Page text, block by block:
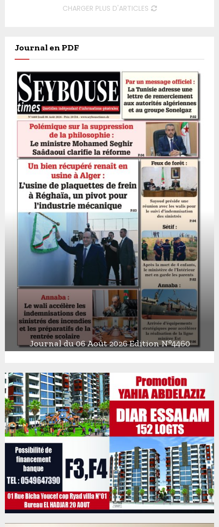
CHARGER PLUS D'ARTICLES
Journal en PDF
u
r
n
a
l
d
u
o
û
t
2
Journal du 06 Août 2026 Edition N°4460